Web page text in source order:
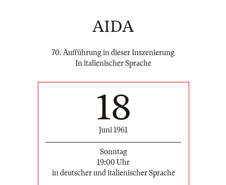
AIDA
70. Aufführung in dieser Inszenierung
In italienischer Sprache
18
Juni 1961
Sonntag
19:00 Uhr
in deutscher und italienischer Sprache